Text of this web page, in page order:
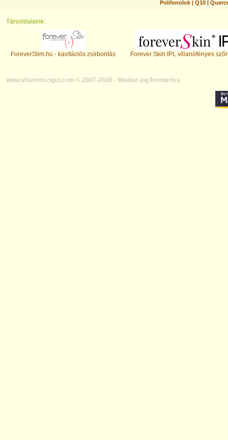
Polifenolok |Q10 |
Társoldalaink:
ForeverSlim.hu - kavitációs zsírbontás Forever Skin IPL villanófényes
www.vitaminsziget.com © 2007-2026 - Minden jog fenntartva